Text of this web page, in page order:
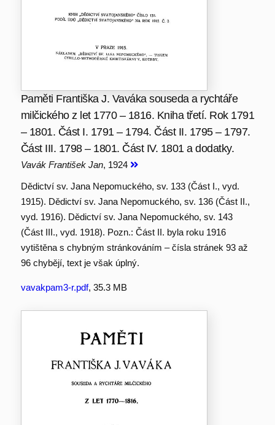
Paměti Františka J. Vaváka souseda a rychtáře
milčického z let 1770 – 1816. Kniha třetí. Rok 1791
– 1801. Část I. 1791 – 1794. Část II. 1795 – 1797.
Část III. 1798 – 1801. Část IV. 1801 a dodatky.
Vavák František Jan, 1924
Dědictví sv. Jana Nepomuckého, sv. 133 (Část I., vyd.
1915). Dědictví sv. Jana Nepomuckého, sv. 136 (Část II.,
vyd. 1916). Dědictví sv. Jana Nepomuckého, sv. 143
(Část III., vyd. 1918). Pozn.: Část II. byla roku 1916
vytištěna s chybným stránkováním – čísla stránek 93 až
96 chybějí, text je však úplný.
vavakpam3-r.pdf, 35.3 MB